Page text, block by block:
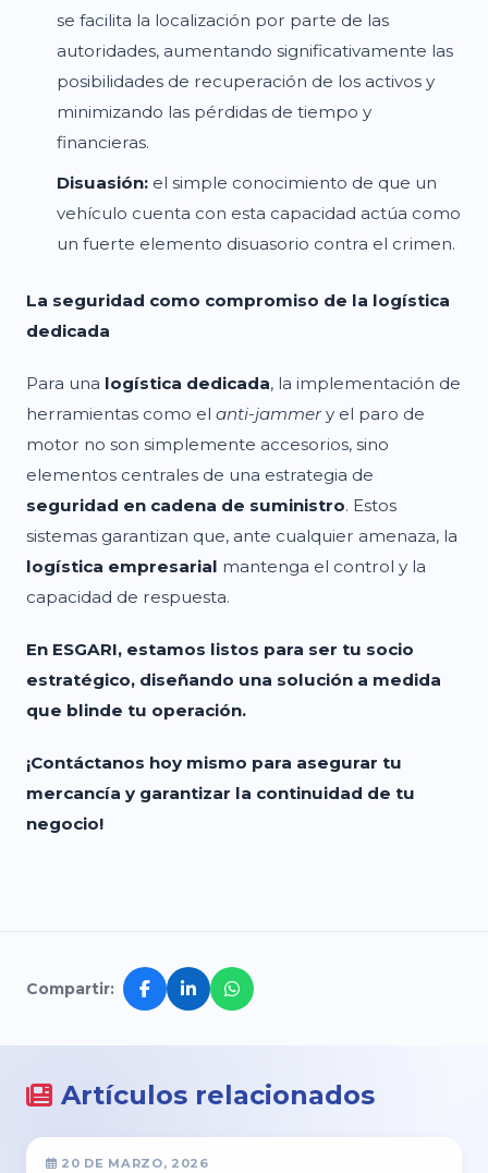
se facilita la localización por parte de las
autoridades, aumentando significativamente las
posibilidades de recuperación de los activos y
minimizando las pérdidas de tiempo y
financieras.
Disuasión: el simple conocimiento de que un
vehículo cuenta con esta capacidad actúa como
un fuerte elemento disuasorio contra el crimen.
La seguridad como compromiso de la logística
dedicada
Para una logística dedicada, la implementación de
herramientas como el anti-jammery el paro de
motor no son simplemente accesorios, sino
elementos centrales de una estrategia de
seguridad en cadena de suministro. Estos
sistemas garantizan que, ante cualquier amenaza, la
logística empresarial mantenga el control y la
capacidad de respuesta.
En ESGARI, estamos listos para ser tu socio
estratégico, diseñando una solución a medida
que blinde tu operación.
¡Contáctanos hoy mismo para asegurar tu
mercancía y garantizar la continuidad de tu
negocio!
Compartir:
Artículos relacionados
20 DE MARZO, 2026